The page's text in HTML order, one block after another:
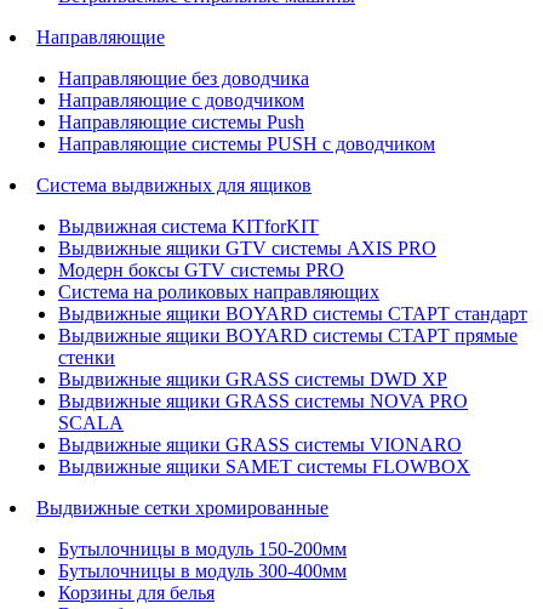
Направляющие
Направляющие без доводчика
Направляющие с доводчиком
Направляющие системы Push
Направляющие системы PUSH с доводчиком
Система выдвижных для ящиков
Выдвижная система KITforKIT
Выдвижные ящики GTV системы AXIS PRO
Модерн боксы GTV системы PRO
Система на роликовых направляющих
Выдвижные ящики BOYARD системы СТАРТ стандарт
Выдвижные ящики BOYARD системы СТАРТ прямые
стенки
Выдвижные ящики GRASS системы DWD XP
Выдвижные ящики GRASS системы NOVA PRO
SCALA
Выдвижные ящики GRASS системы VIONARO
Выдвижные ящики SAMET системы FLOWBOX
Выдвижные сетки хромированные
Бутылочницы в модуль 150-200мм
Бутылочницы в модуль 300-400мм
Корзины для белья